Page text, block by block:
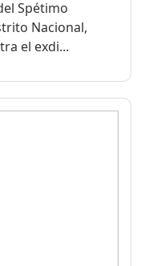
Spétimo
Nacional,
el exdi...